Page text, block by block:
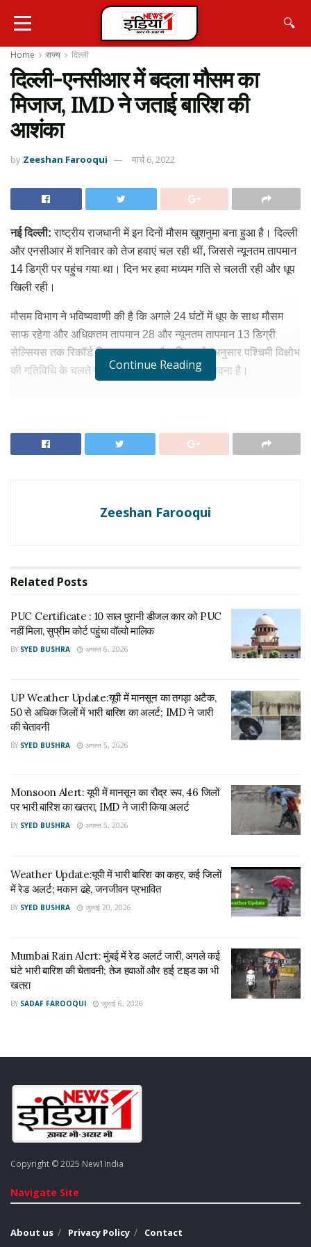
🔍
Home राज्य दिल्ली
दिल्ली-एनसीआर में बदला मौसम का
मिजाज, IMD ने जताई बारिश की
आशंका
by Zeeshan Farooqui मार्च 6, 2022
नई दिल्ली: राष्ट्रीय राजधानी में इन दिनों मौसम खुशनुमा बना हुआ है। दिल्ली
और एनसीआर में शनिवार को तेज हवाएं चल रही थीं, जिससे न्यूनतम तापमान
14 डिग्री पर पहुंच गया था। दिन भर हवा मध्यम गति से चलती रही और धूप
खिली रही।
मौसम विभाग ने भविष्यवाणी की है कि अगले 24 घंटों में धूप के साथ मौसम
साफ रहेगा और अधिकतम तापमान 28 और न्यूनतम तापमान 13 डिग्री
सेल्सियस तक रिकॉर्ड किया जा सकता है। विभाग के अनुसार पश्चिमी विक्षोभ
की गतिविधि के चलते नौ मार्च को हल्की बारिश की संभावना है।
PUC Certificate : 10 साल पुरानी डीजल कार को PUC
नहीं मिला, सुप्रीम कोर्ट पहुंचा वॉल्वो मालिक
50 से अधिक जिलों में भारी बारिश का अलर्ट; IMD ने जारी की
चेतावनी
नोएडा 104 दर्ज किया गया। वायु गुणवत्ता निगरानी एजेंसियों ने पूर्वानुमान
लगाया है कि अगले तीन दिनों तक हवा की गुणवत्ता औसत श्रेणी में रहेगी।
पिछले 24 घंटों में हवा में पीएम 10 का स्तर 110 और पीएम 2.5 का स्तर 50
Continue Reading
Tags: Delhi NCR IMD
Meteorological Department
Minimum Temperature
Western Disturbance
Zeeshan Farooqui
Related Posts
PUC Certificate : 10 साल पुरानी डीजल कार को PUC
नहीं मिला, सुप्रीम कोर्ट पहुंचा वॉल्वो मालिक
BY SYED BUSHRA अगस्त 6, 2026
UP Weather Update:यूपी में मानसून का तगड़ा अटैक,
50 से अधिक जिलों में भारी बारिश का अलर्ट; IMD ने जारी
की चेतावनी
BY SYED BUSHRA अगस्त 5, 2026
Monsoon Alert: यूपी में मानसून का रौद्र रूप, 46 जिलों
पर भारी बारिश का खतरा, IMD ने जारी किया अलर्ट
BY SYED BUSHRA अगस्त 5, 2026
Weather Update:यूपी में भारी बारिश का कहर, कई जिलों
में रेड अलर्ट; मकान ढहे, जनजीवन प्रभावित
BY SYED BUSHRA जुलाई 20, 2026
Mumbai Rain Alert: मुंबई में रेड अलर्ट जारी, अगले कई
घंटे भारी बारिश की चेतावनी; तेज हवाओं और हाई टाइड का भी
खतरा
BY SADAF FAROOQUI जुलाई 6, 2026
Copyright © 2025 New1India
Navigate Site
About us Privacy Policy Contact